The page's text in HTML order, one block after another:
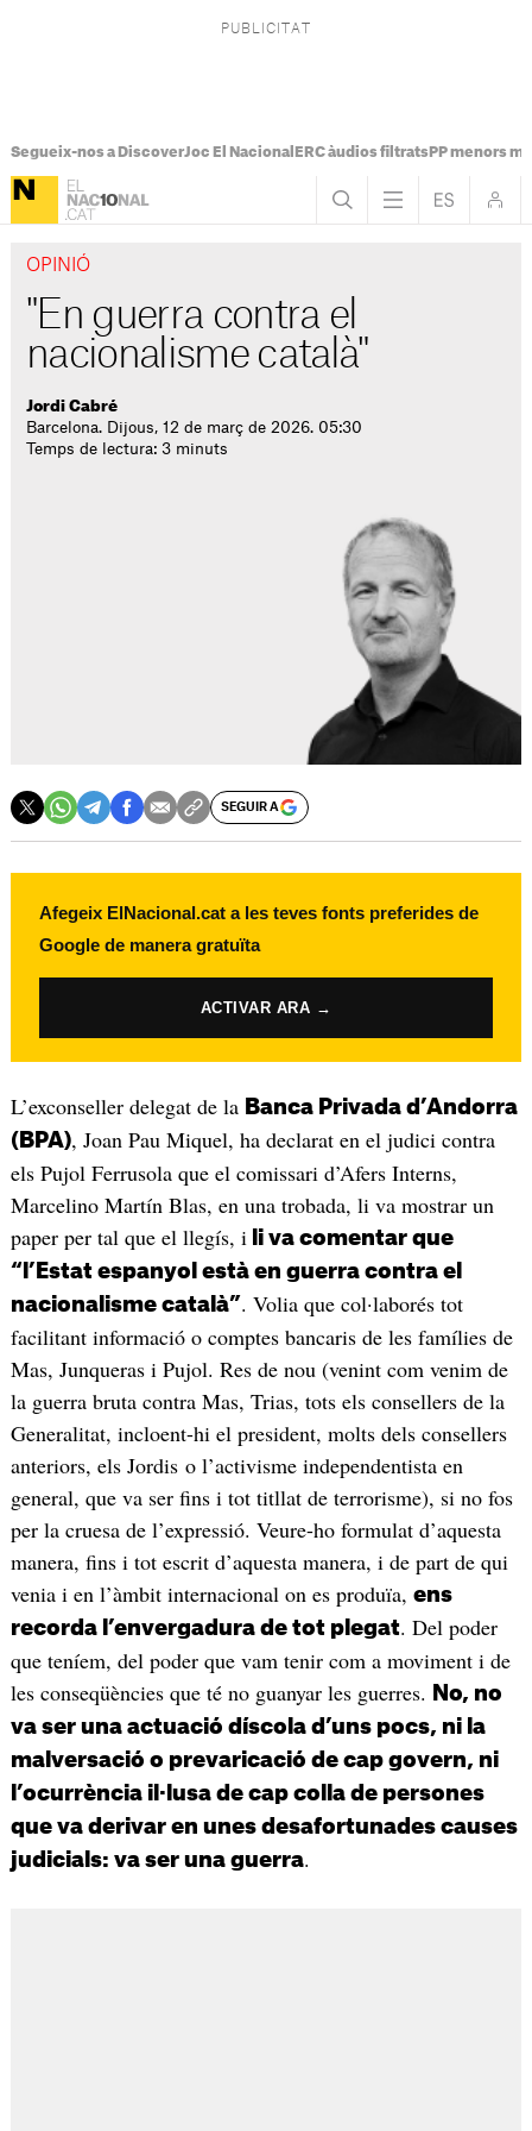
Segueix-nos a DiscoverJoc El Nacional ERC àudios filtratsPP menors
OPINIÓ
"En guerra contra el
nacionalisme català"
Jordi Cabré
Barcelona. Dijous, 12 de març de 2026. 05:30
Temps de lectura: 3 minuts
SEGUIR A
Afegeix ElNacional.cat a les teves fonts preferides de
Google de manera gratuïta
ACTIVAR ARA →
L’exconseller delegat de la Banca Privada d’Andorra
(BPA), Joan Pau Miquel, ha declarat en el judici contra
els Pujol Ferrusola que el comissari d’Afers Interns,
Marcelino Martín Blas, en una trobada, li va mostrar un
paper per tal que el llegís, i li va comentar que
“l’Estat espanyol està en guerra contra el
nacionalisme català”. Volia que col·laborés tot
facilitant informació o comptes bancaris de les famílies de
Mas, Junqueras i Pujol. Res de nou (venint com venim de
la guerra bruta contra Mas, Trias, tots els consellers de la
Generalitat, incloent-hi el president, molts dels consellers
anteriors, els Jordis o l’activisme independentista en
general, que va ser fins i tot titllat de terrorisme), si no fos
per la cruesa de l’expressió. Veure-ho formulat d’aquesta
manera, fins i tot escrit d’aquesta manera, i de part de qui
venia i en l’àmbit internacional on es produïa, ens
recorda l’envergadura de tot plegat. Del poder
que teníem, del poder que vam tenir com a moviment i de
les conseqüències que té no guanyar les guerres.
No, no
va ser una actuació díscola d’uns pocs, ni la
malversació o prevaricació de cap govern, ni
l’ocurrència il·lusa de cap colla de persones
que va derivar en unes desafortunades causes
judicials: va ser una guerra.